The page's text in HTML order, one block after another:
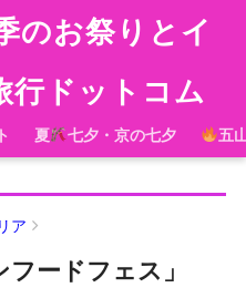
のお祭りとイ
行ドットコム
夏 七夕・京の七夕 五
ア
ードフェス」